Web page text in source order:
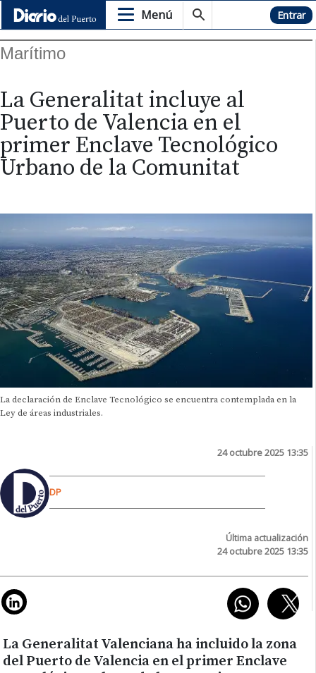
Menú Hemeroteca Entrar
Marítimo
La Generalitat incluye al
Puerto de Valencia en el
primer Enclave Tecnológico
Urbano de la Comunitat
La declaración de Enclave Tecnológico se encuentra contemplada en la
Ley de áreas industriales.
24 octubre 2025 13:35
DP
Última actualización
24 octubre 2025 13:35
La Generalitat Valenciana ha incluido la zona
del Puerto de Valencia en el primer Enclave